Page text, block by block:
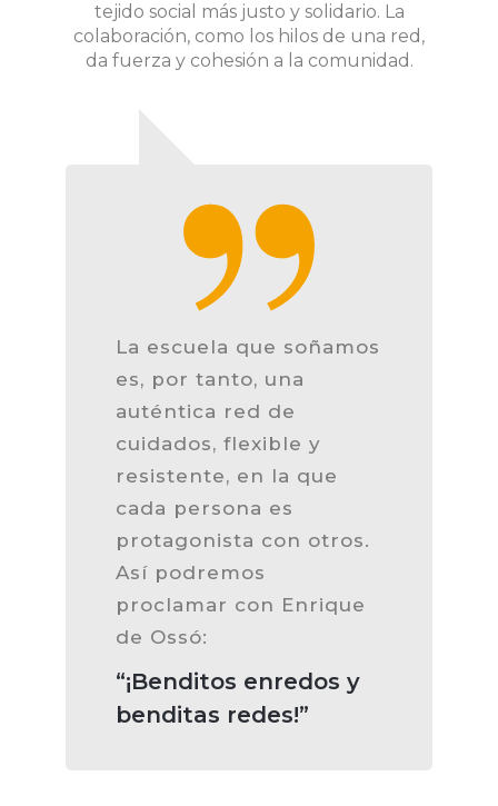
tejido social más justo y solidario. La
colaboración, como los hilos de una red,
da fuerza y cohesión a la comunidad.
La escuela que soñamos
es, por tanto, una
auténtica red de
cuidados, flexible y
resistente, en la que
cada persona es
protagonista con otros.
Así podremos
proclamar con Enrique
de Ossó:
“¡Benditos enredos y
benditas redes!”